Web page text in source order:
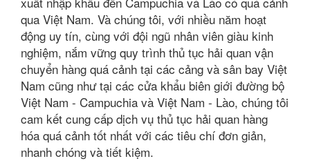
qua Việt Nam. Và chúng tôi, với nhiều năm hoạt
động uy tín, cùng với đội ngũ nhân viên giàu kinh
nghiệm, nắm vững quy trình thủ tục hải quan vận
chuyển hàng quá cảnh tại các cảng và sân bay Việt
Nam cũng như tại các cửa khẩu biên giới đường bộ
Việt Nam - Campuchia và Việt Nam - Lào, chúng tôi
cam kết cung cấp dịch vụ thủ tục hải quan hàng
hóa quá cảnh tốt nhất với các tiêu chí đơn giản,
nhanh chóng và tiết kiệm.